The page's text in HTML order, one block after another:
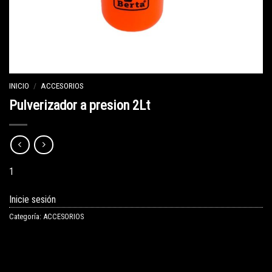
INICIO / ACCESORIOS
Pulverizador a presion 2Lt
1
Inicie sesión
Categoría: ACCESORIOS